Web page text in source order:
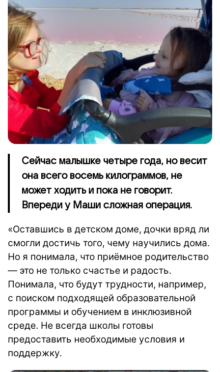
Сейчас малышке четыре года, но весит
она всего восемь килограммов, не
может ходить и пока не говорит.
Впереди у Маши сложная операция.
«Оставшись в детском доме, дочки вряд ли
смогли достичь того, чему научились дома.
Но я понимала, что приёмное родительство
— это не только счастье и радость.
Понимала, что будут трудности, например,
с поиском подходящей образовательной
программы и обучением в инклюзивной
среде. Не всегда школы готовы
предоставить необходимые условия и
поддержку.